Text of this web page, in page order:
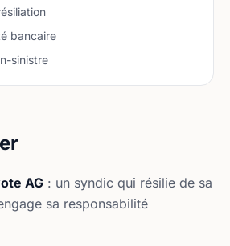
bancaire
sinistre
AG : un syndic qui résilie de sa
sa responsabilité